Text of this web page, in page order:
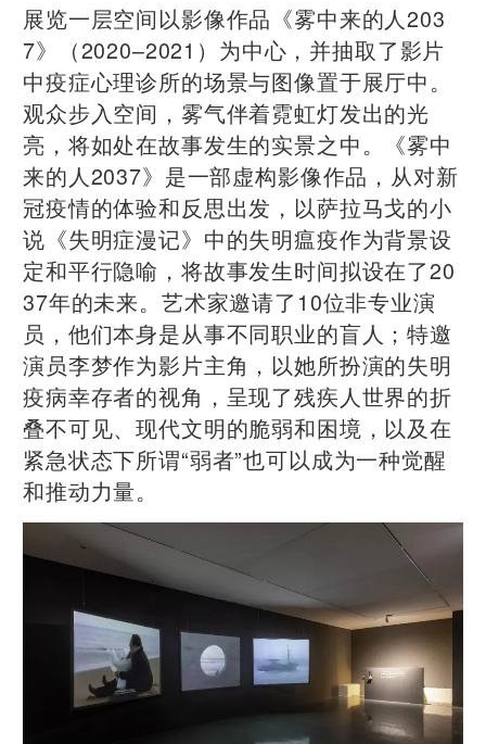
展览一层空间以影像作品《雾中来的人203
7》（2020–2021）为中心，并抽取了影片
中疫症心理诊所的场景与图像置于展厅中。
观众步入空间，雾气伴着霓虹灯发出的光
亮，将如处在故事发生的实景之中。《雾中
来的人2037》是一部虚构影像作品，从对新
冠疫情的体验和反思出发，以萨拉马戈的小
说《失明症漫记》中的失明瘟疫作为背景设
定和平行隐喻，将故事发生时间拟设在了20
37年的未来。艺术家邀请了10位非专业演
员，他们本身是从事不同职业的盲人；特邀
演员李梦作为影片主角，以她所扮演的失明
疫病幸存者的视角，呈现了残疾人世界的折
叠不可见、现代文明的脆弱和困境，以及在
紧急状态下所谓“弱者”也可以成为一种觉醒
和推动力量。